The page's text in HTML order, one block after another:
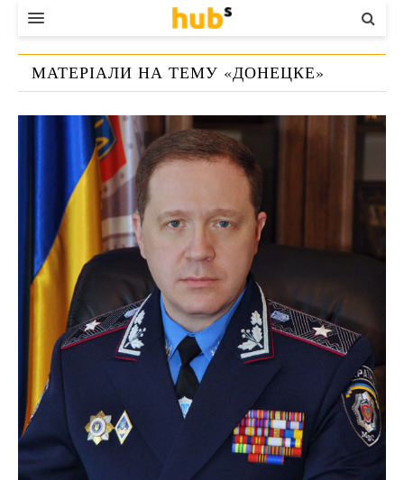
ВЛАДА
ЕКОНОМІКА
БІЗНЕС
СТАРТЕР
КОНТАКТИ
МАТЕРІАЛИ НА ТЕМУ «ДОНЕЦКЕ»